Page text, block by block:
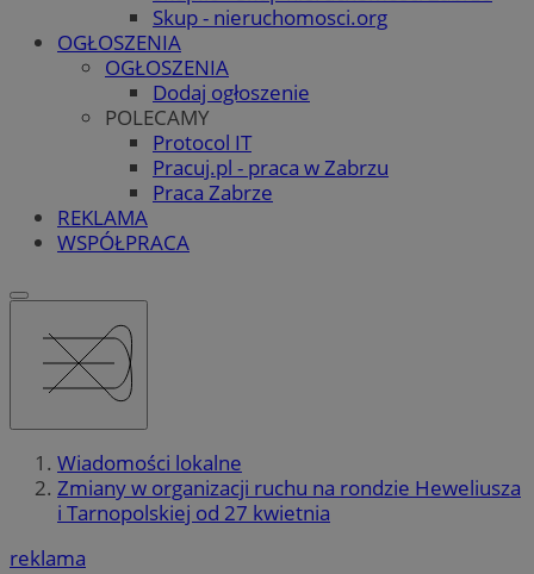
Skup - nieruchomosci.org
OGŁOSZENIA
OGŁOSZENIA
Dodaj ogłoszenie
POLECAMY
Protocol IT
Pracuj.pl - praca w Zabrzu
Praca Zabrze
REKLAMA
WSPÓŁPRACA
Wiadomości lokalne
Zmiany w organizacji ruchu na rondzie Heweliusza
i Tarnopolskiej od 27 kwietnia
reklama